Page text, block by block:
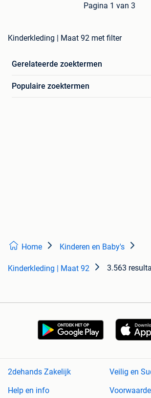
Pagina 1 van 3
Kinderkleding | Maat 92 met filter
Gerelateerde zoektermen
Populaire zoektermen
Home Kinderen en Baby's
Kinderkleding | Maat 92 3.563
2dehands Zakelijk
Veilig en
Help en info